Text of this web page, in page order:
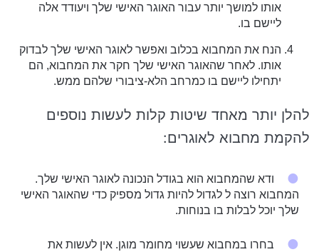
אותו למושך יותר עבור האוגר האישי שלך ויעודד אלה
ליישם בו.
הנח את המחבוא בכלוב ואפשר לאוגר האישי שלך לבדוק
אותו. לאחר שהאוגר האישי שלך חקר את המחבוא, הם
יתחילו ליישם בו כמרחב הלא-ציבורי שלהם ממש.
להלן יותר מאחד שיטות קלות לעשות נוספים
להקמת מחבוא לאוגרים:
ודא שהמחבוא הוא בגודל הנכונה לאוגר האישי שלך.
המחבוא רוצה ל לגדול להיות גדול מספיק כדי שהאוגר האישי
שלך יוכל לבלות בו בנוחות.
בחרו במחבוא שעשוי מחומר מוגן. אין לעשות את